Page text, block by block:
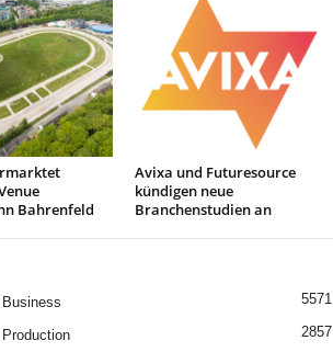
Bahrenfeld
Avixa und Futuresource
kündigen neue
Branchenstudien an
Business 5571
Production 2857